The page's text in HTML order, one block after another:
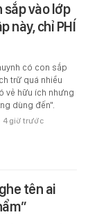
sắp vào lớp
này, chỉ PHÍ
có con sắp
trữ quá nhiều
vẻ hữu ích nhưng
dùng đến".
4 giờ trước
tên ai